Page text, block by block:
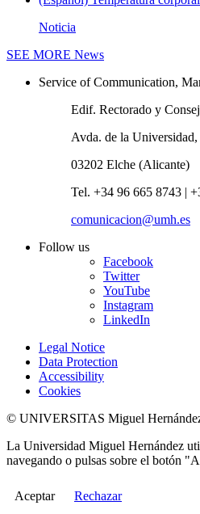
Noticia
SEE MORE News
Service of Communication,
Edif. Rectorado y
Avda. de la Universidad,
03202 Elche (Alicante)
Tel. +34 96 665 8743 |
comunicacion@umh.es
Follow us
Facebook
Twitter
YouTube
Instagram
LinkedIn
Legal Notice
Data Protection
Accessibility
Cookies
© UNIVERSITAS Miguel
La Universidad Miguel Hernández
navegando o pulsas sobre el botón
Aceptar Rechazar